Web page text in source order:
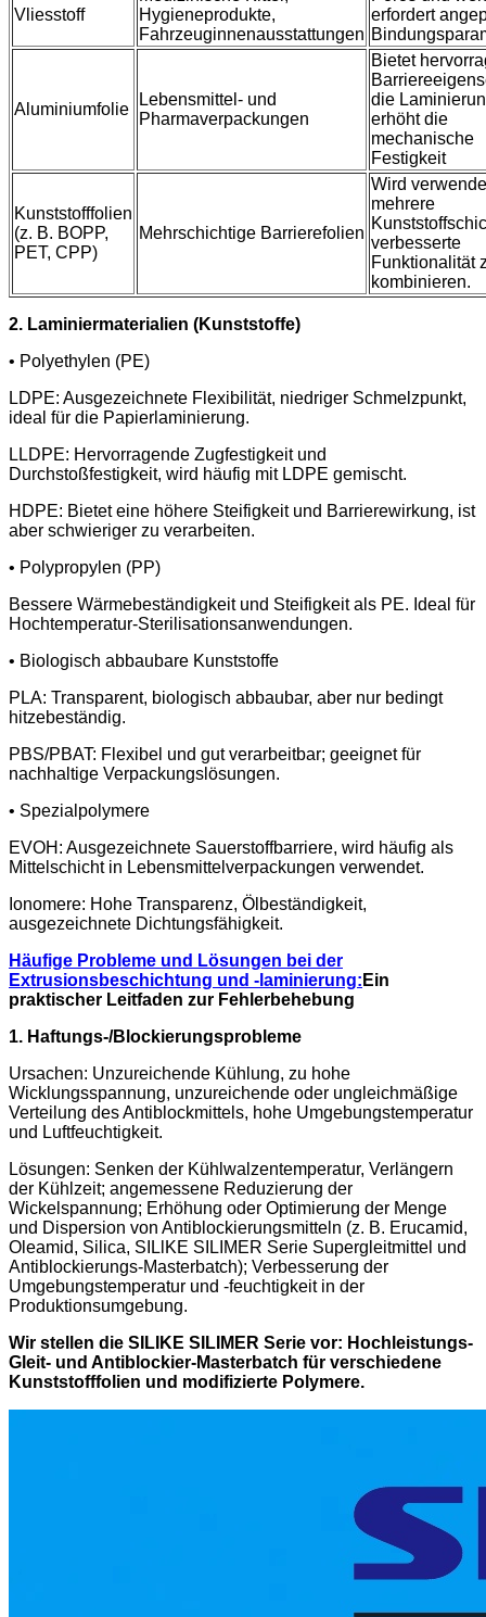
Vliesstoff
Hygieneprodukte,
Fahrzeuginnenausstattungen
erfordert
Aluminiumfolie
Lebensmittel- und
Pharmaverpackungen
Bietet
die
erhöht die
mechanische
Festigkeit
Kunststofffolien
(z. B. BOPP,
PET, CPP)
Mehrschichtige Barrierefolien
Wird
mehrere
verbesserte
Funktionalität
kombinieren.
2. Laminiermaterialien (Kunststoffe)
• Polyethylen (PE)
LDPE: Ausgezeichnete Flexibilität, niedriger Schmelzpunkt,
ideal für die Papierlaminierung.
LLDPE: Hervorragende Zugfestigkeit und
Durchstoßfestigkeit, wird häufig mit LDPE gemischt.
HDPE: Bietet eine höhere Steifigkeit und Barrierewirkung, ist
aber schwieriger zu verarbeiten.
• Polypropylen (PP)
Bessere Wärmebeständigkeit und Steifigkeit als PE. Ideal für
Hochtemperatur-Sterilisationsanwendungen.
• Biologisch abbaubare Kunststoffe
PLA: Transparent, biologisch abbaubar, aber nur bedingt
hitzebeständig.
PBS/PBAT: Flexibel und gut verarbeitbar; geeignet für
nachhaltige Verpackungslösungen.
• Spezialpolymere
EVOH: Ausgezeichnete Sauerstoffbarriere, wird häufig als
Mittelschicht in Lebensmittelverpackungen verwendet.
Ionomere: Hohe Transparenz, Ölbeständigkeit,
ausgezeichnete Dichtungsfähigkeit.
Häufige Probleme und Lösungen bei der
Extrusionsbeschichtung und -laminierung: Ein
praktischer Leitfaden zur Fehlerbehebung
1. Haftungs-/Blockierungsprobleme
Ursachen: Unzureichende Kühlung, zu hohe
Wicklungsspannung, unzureichende oder ungleichmäßige
Verteilung des Antiblockmittels, hohe Umgebungstemperatur
und Luftfeuchtigkeit.
Lösungen: Senken der Kühlwalzentemperatur, Verlängern
der Kühlzeit; angemessene Reduzierung der
Wickelspannung; Erhöhung oder Optimierung der Menge
und Dispersion von Antiblockierungsmitteln (z. B. Erucamid,
Oleamid, Silica, SILlKE SILIMER Serie Supergleitmittel und
Antiblockierungs-Masterbatch); Verbesserung der
Umgebungstemperatur und -feuchtigkeit in der
Produktionsumgebung.
Wir stellen die SILIKE SILIMER Serie vor: Hochleistungs-
Gleit- und Antiblockier-Masterbatch für verschiedene
Kunststofffolien und modifizierte Polymere.